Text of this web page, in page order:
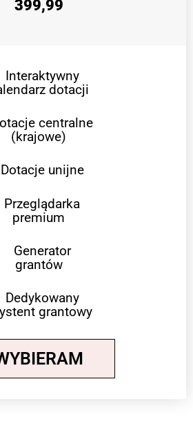
399,99
Interaktywny
dotacji
centralne
(krajowe)
Dotacje unijne
Przeglądarka
premium
Generator
grantów
Dedykowany
grantowy